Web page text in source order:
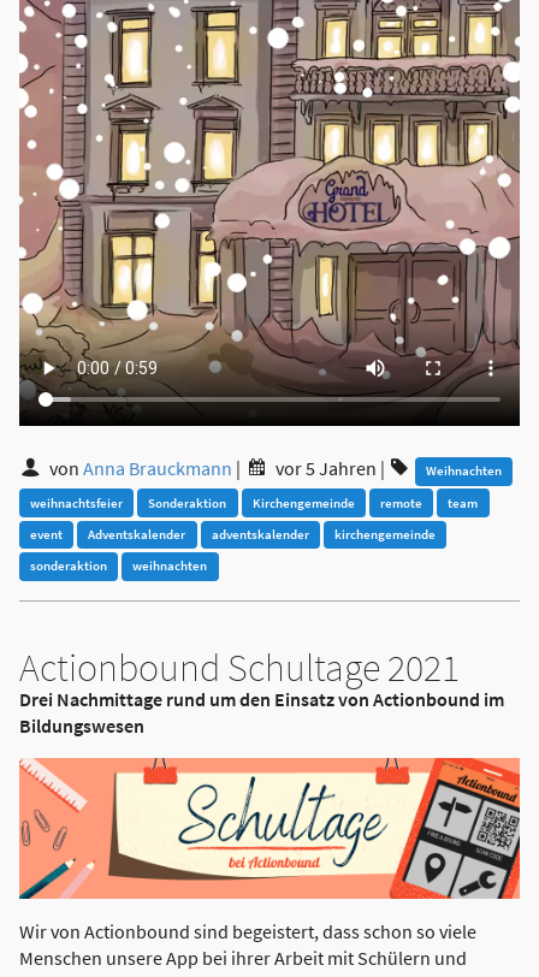
vonAnna Brauckmann | vor 5 Jahren |
Weihnachten
weihnachtsfeier
Sonderaktion Kirchengemeinde remote
team
event
Adventskalender adventskalender
kirchengemeinde
sonderaktion
weihnachten
Actionbound Schultage 2021
Drei Nachmittage rund um den Einsatz von Actionbound im
Bildungswesen
Wir von Actionbound sind begeistert, dass schon so viele
Menschen unsere App bei ihrer Arbeit mit Schülern und